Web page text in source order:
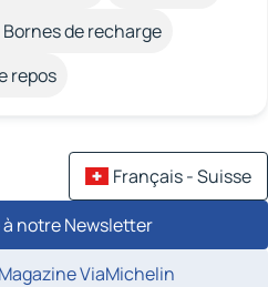
Bornes de recharge
repos
Français - Suisse
notre Newsletter
ViaMichelin